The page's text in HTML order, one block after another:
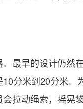
早的设计仍然
分米到20分米
拉动绳索，摇晃